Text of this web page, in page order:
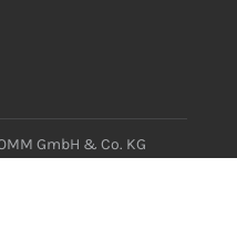
GmbH & Co. KG